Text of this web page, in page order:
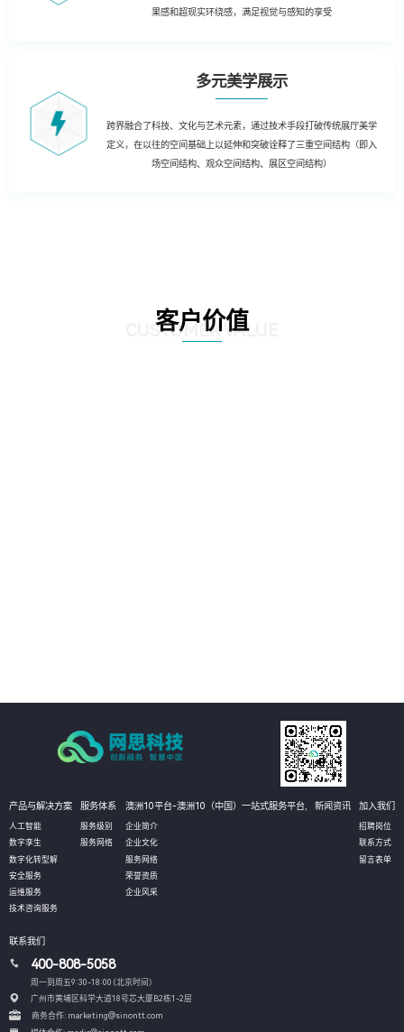
果感和超现实环绕感，满足视觉与感知的享受
多元美学展示
跨界融合了科技、文化与艺术元素，通过技术手段打破传统展厅美学
定义，在以往的空间基础上以延伸和突破诠释了三重空间结构（即入
场空间结构、观众空间结构、展区空间结构）
客户价值
CUSTOMER VALUE
产品与解决方案
人工智能
数字孪生
数字化转型解
安全服务
运维服务
技术咨询服务
服务体系
服务级别
服务网络
澳洲10平台-澳洲10（中国）一站式服务平台,
企业简介
企业文化
服务网络
荣誉资质
企业风采
新闻资讯 加入我们
招聘岗位
联系方式
留言表单
联系我们
400-808-5058
周一到周五9:30-18:00 (北京时间）
广州市黄埔区科学大道18号芯大厦B2栋1-2层
商务合作: marketing@sinontt.com